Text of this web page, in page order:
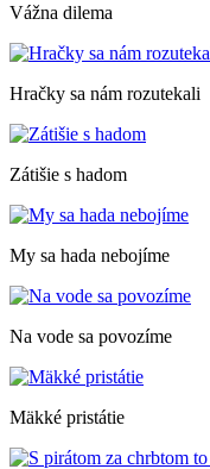
Vážna dilema
Hračky sa nám rozutekali
Zátišie s hadom
My sa hada nebojíme
Na vode sa povozíme
Mäkké pristátie